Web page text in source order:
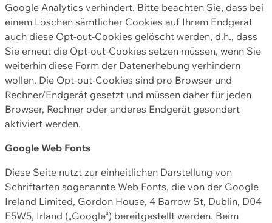
Google Analytics verhindert. Bitte beachten Sie, dass bei
einem Löschen sämtlicher Cookies auf Ihrem Endgerät
auch diese Opt-out-Cookies gelöscht werden, d.h., dass
Sie erneut die Opt-out-Cookies setzen müssen, wenn Sie
weiterhin diese Form der Datenerhebung verhindern
wollen. Die Opt-out-Cookies sind pro Browser und
Rechner/Endgerät gesetzt und müssen daher für jeden
Browser, Rechner oder anderes Endgerät gesondert
aktiviert werden.
Google Web Fonts
Diese Seite nutzt zur einheitlichen Darstellung von
Schriftarten sogenannte Web Fonts, die von der Google
Ireland Limited, Gordon House, 4 Barrow St, Dublin, D04
E5W5, Irland („Google“) bereitgestellt werden. Beim